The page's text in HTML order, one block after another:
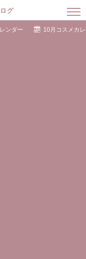
グ
ンダー 10月コスメカ